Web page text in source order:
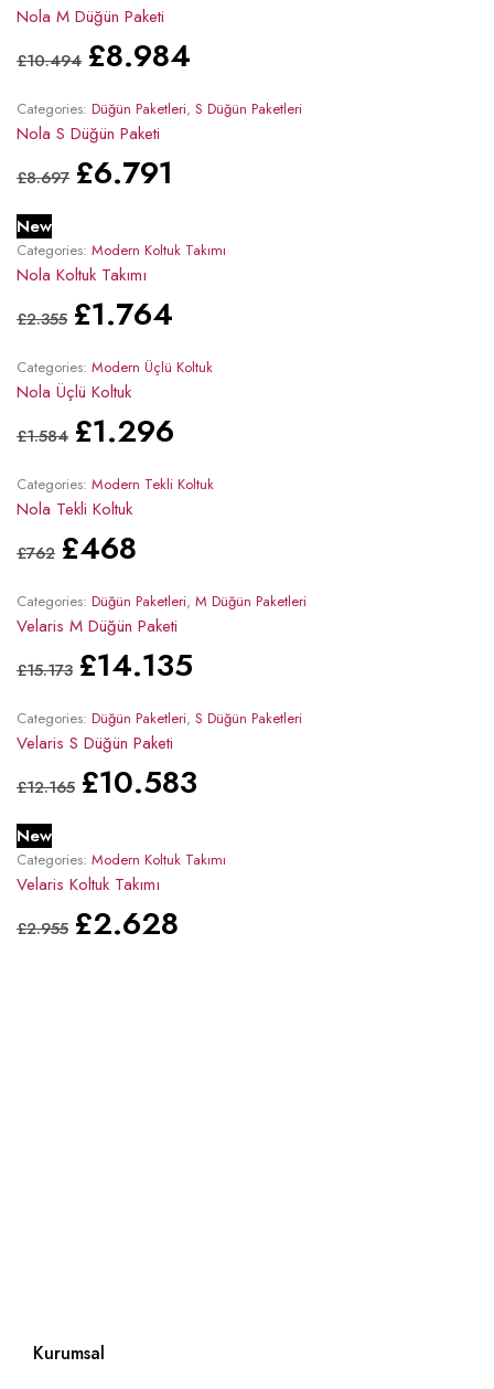
Nola M Düğün Paketi
£10.494 £8.984
Categories: Düğün Paketleri, S Düğün Paketleri
Nola S Düğün Paketi
£8.697 £6.791
New
Categories: Modern Koltuk Takımı
Nola Koltuk Takımı
£2.355 £1.764
Categories: Modern Üçlü Koltuk
Nola Üçlü Koltuk
£1.584 £1.296
Categories: Modern Tekli Koltuk
Nola Tekli Koltuk
£762 £468
Categories: Düğün Paketleri, M Düğün Paketleri
Velaris M Düğün Paketi
£15.173 £14.135
Categories: Düğün Paketleri, S Düğün Paketleri
Velaris S Düğün Paketi
£12.165 £10.583
New
Categories: Modern Koltuk Takımı
Velaris Koltuk Takımı
£2.955 £2.628
Kurumsal